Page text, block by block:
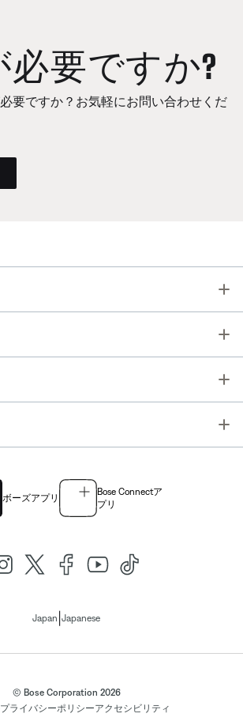
必要ですか?
要ですか？お気軽にお問い合わせくだ
ボーズアプリ
Bose Connectア
プリ
Japan Japanese
© Bose Corporation 2026
プライバシーポリシーアクセシビリティ